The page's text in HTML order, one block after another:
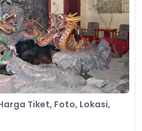
Tiket, Foto, Lokasi,